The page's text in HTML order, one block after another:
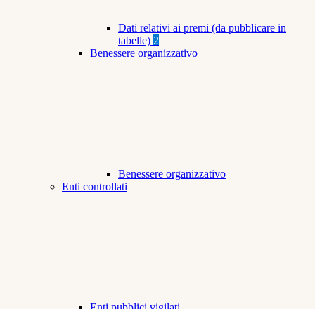
Dati relativi ai premi (da pubblicare in
tabelle) 2
Benessere organizzativo
Benessere organizzativo
Enti controllati